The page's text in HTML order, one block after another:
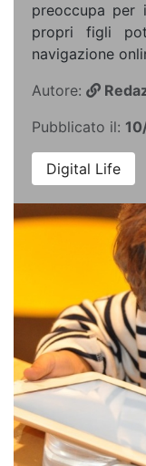
preoccupa per
propri figli
navigazione
Autore:
Pubblicato il:
Digital Life